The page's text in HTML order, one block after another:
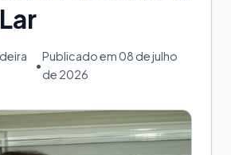
•
Publicado em 08 de julho
de 2026